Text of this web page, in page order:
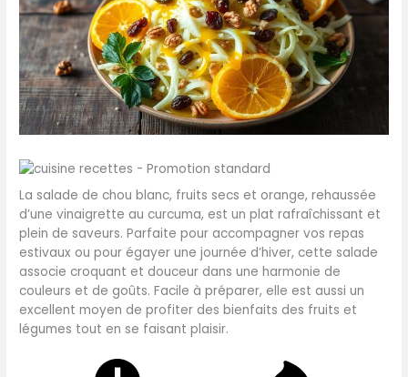
La salade de chou blanc, fruits secs et orange, rehaussée
d’une vinaigrette au curcuma, est un plat rafraîchissant et
plein de saveurs. Parfaite pour accompagner vos repas
estivaux ou pour égayer une journée d’hiver, cette salade
associe croquant et douceur dans une harmonie de
couleurs et de goûts. Facile à préparer, elle est aussi un
excellent moyen de profiter des bienfaits des fruits et
légumes tout en se faisant plaisir.